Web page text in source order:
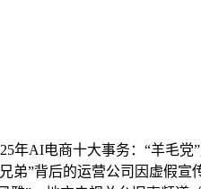
年AI电商十大事务：“羊毛
弟”背后的运营公司因虚假